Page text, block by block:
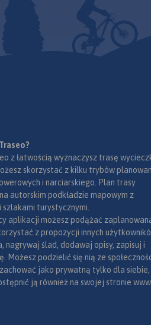
z łatwością wyznaczysz trasę
skorzystać z kilku trybów
i narciarskiego. Plan trasy
autorskim podkładzie mapowym z
szlakami turystycznymi.
aplikacji możesz podążać
z propozycji innych
nagrywaj ślad, dodawaj opisy, zapisuj i
Możesz podzielić się nią ze
jako prywatną tylko dla siebie,
ją również na swojej stronie